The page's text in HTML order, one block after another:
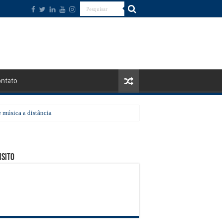
música a distância
receber a ação em agosto